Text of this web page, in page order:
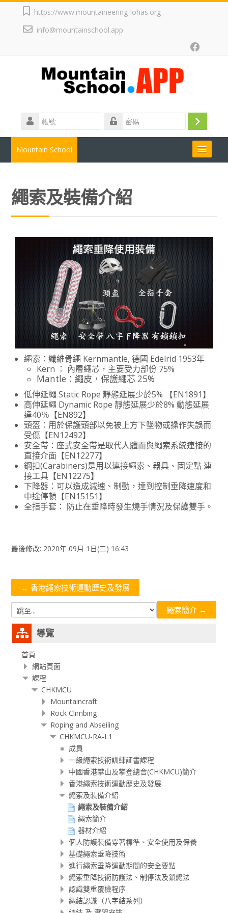
https://www.mountaineering-lohas.org
info@mountainschool.app
號
登
入
Mountain School
課
程
繩索及裝備介紹
繩索：纖維骨繩 Kernmantle, 德國 Edelrid 1953年
Kern ： 內層繩芯，主要受力部份 75%
Mantle：繩皮，保護繩芯 25%
低伸延繩 Static Rope 靜態延展少於5% 【EN1891】
高伸延繩 Dynamic Rope 靜態延展少於8% 動態延展
達40％【EN892】
頭盔：用於保護頭部以免被上方下墜物或操作失誤而
受傷【EN12492】
安全帶：座式安全帶是取代人體而與繩索系統連接的
直接介面【EN12277】
鋼扣(Carabiners)是用以連接繩索、器具、固定點 連
接工具【EN12275】
下降器：可以造成減速、制動，達到控制垂降速度和
中途停頓【EN15151】
全指手套： 防止在垂降時發生燒手情況及保護雙手。
最後修改: 2020年 09月 1日(二) 16:43
← 香港繩索技術運動歷史及發展
跳
至...
繩索簡介 →
過
導覽
首頁
網站頁面
課程
CHKMCU
Mountaincraft
Rock Climbing
Roping and Abseiling
CHKMCU-RA-L1
成員
一級繩索技術訓練証書課程
中國香港攀山及攀登總會(CHKMCU)簡介
香港繩索技術運動歷史及發展
繩索及裝備介紹
繩索及裝備介紹
繩索簡介
器材介紹
個人防護裝備穿著標準、安全使用及保養
基礎繩索垂降技術
進行繩索垂降運動期間的安全要點
繩索垂降技術防護法、制停法及鎖繩法
認識雙重覆檢程序
繩結認識（八字結系列）